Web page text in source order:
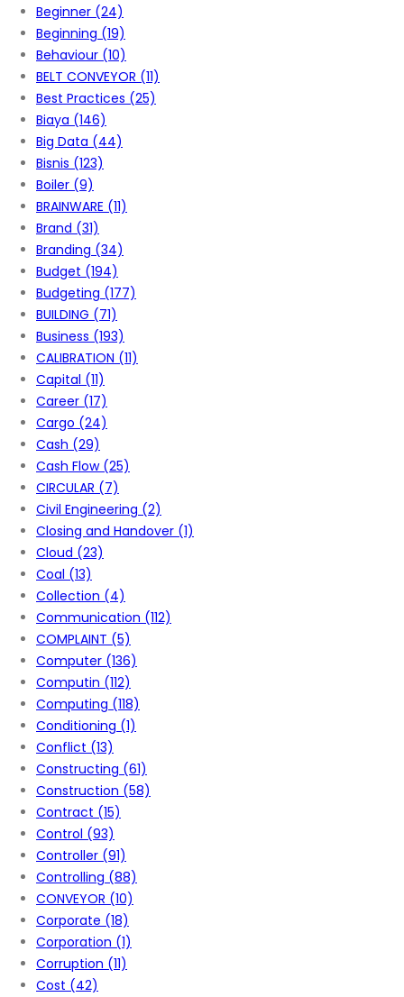
Beginner (24)
Beginning (19)
Behaviour (10)
BELT CONVEYOR (11)
Best Practices (25)
Biaya (146)
Big Data (44)
Bisnis (123)
Boiler (9)
BRAINWARE (11)
Brand (31)
Branding (34)
Budget (194)
Budgeting (177)
BUILDING (71)
Business (193)
CALIBRATION (11)
Capital (11)
Career (17)
Cargo (24)
Cash (29)
Cash Flow(25)
CIRCULAR (7)
Civil Engineering (2)
Closing and Handover (1)
Cloud (23)
Coal (13)
Collection (4)
Communication (112)
COMPLAINT (5)
Computer (136)
Computin (112)
Computing (118)
Conditioning (1)
Conflict (13)
Constructing (61)
Construction (58)
Contract (15)
Control (93)
Controller (91)
Controlling (88)
CONVEYOR (10)
Corporate (18)
Corporation (1)
Corruption (11)
Cost (42)